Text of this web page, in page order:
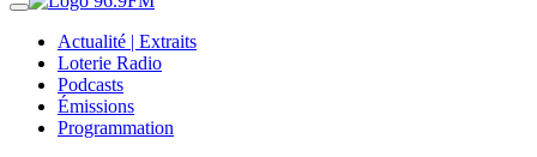
Actualité | Extraits
Loterie Radio
Podcasts
Émissions
Programmation